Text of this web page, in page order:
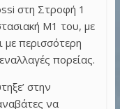
στη Στροφή 1
M1 του, με
περισσότερη
πορείας.
στην
να